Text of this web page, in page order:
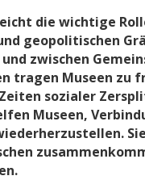
die wichtige
geopolitischen
zwischen
tragen Museen zu
sozialer
Museen,